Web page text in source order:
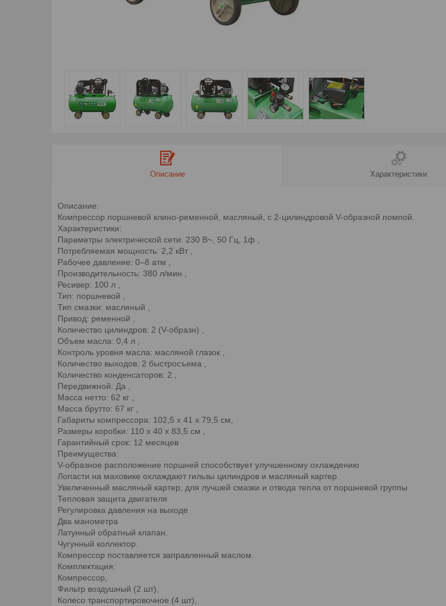
Описание Характеристики
Описание:
Компрессор поршневой клино-ременной, масляный, с 2-цилиндровой V-образной помпой.
Характеристики:
Параметры электрической сети: 230 В~, 50 Гц, 1ф ,
Потребляемая мощность: 2,2 кВт ,
Рабочее давление: 0–8 атм ,
Производительность: 380 л/мин ,
Ресивер: 100 л ,
Тип: поршневой ,
Тип смазки: масляный ,
Привод: ременной ,
Количество цилиндров: 2 (V-образн) ,
Объем масла: 0,4 л ,
Контроль уровня масла: масляной глазок ,
Количество выxодов: 2 быстросъема ,
Количество конденсаторов: 2 ,
Передвижной: Да ,
Масса нетто: 62 кг ,
Масса брутто: 67 кг ,
Габариты компрессора: 102,5 x 41 x 79,5 см,
Размеры коробки: 110 x 40 x 83,5 cм ,
Гарантийный срок: 12 месяцев
Преимущества:
V-образное расположение поршней способствует улучшенному охлаждению
Лопасти на маховике охлаждают гильзы цилиндров и масляный картер
Увеличенный масляный картер, для лучшей смазки и отвода тепла от поршневой группы
Тепловая защита двигателя
Регулировка давления на выходе
Два манометра
Латунный обратный клапан.
Чугунный коллектор.
Компрессор поставляется заправленный маслом.
Комплектация:
Компрессор,
Фильтр воздушный (2 шт),
Колесо транспортировочное (4 шт),